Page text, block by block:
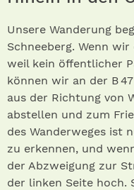
Unsere Wanderung
Schneeberg. Wenn
weil kein öffentlicher
können wir an der B
aus der Richtung von
abstellen und zum
des Wanderweges ist
zu erkennen, und
der Abzweigung zur
der linken Seite hoch.